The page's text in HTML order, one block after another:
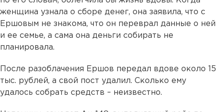
женщина узнала о сборе денег, она заявила, что с
Ершовым не знакома, что он переврал данные о ней
и ее семье, а сама она деньги собирать не
планировала.
После разоблачения Ершов передал вдове около 15
тыс. рублей, а свой пост удалил. Сколько ему
удалось собрать средств – неизвестно.